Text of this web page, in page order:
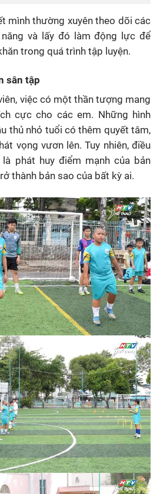
mình thường xuyên theo dõi các
và lấy đó làm động lực để
trong quá trình tập luyện.
sân tập
việc có một thần tượng mang
cực cho các em. Những hình
thủ nhỏ tuổi có thêm quyết tâm,
vọng vươn lên. Tuy nhiên, điều
phát huy điểm mạnh của bản
thành bản sao của bất kỳ ai.